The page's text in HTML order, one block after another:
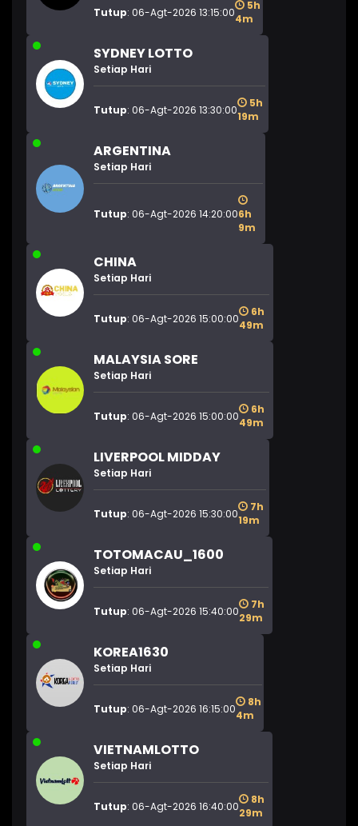
Tutup: 06-Agt-2026 13:15:00
5h
4m
SYDNEY LOTTO
Setiap Hari
Tutup: 06-Agt-2026 13:30:00
5h
19m
ARGENTINA
Setiap Hari
Tutup: 06-Agt-2026 14:20:006h
9m
CHINA
Setiap Hari
Tutup: 06-Agt-2026 15:00:00
6h
49m
MALAYSIA SORE
Setiap Hari
Tutup: 06-Agt-2026 15:00:00
6h
49m
LIVERPOOL MIDDAY
Setiap Hari
Tutup: 06-Agt-2026 15:30:00
7h
19m
TOTOMACAU_1600
Setiap Hari
Tutup: 06-Agt-2026 15:40:00
7h
29m
KOREA1630
Setiap Hari
Tutup: 06-Agt-2026 16:15:00
8h
4m
VIETNAMLOTTO
Setiap Hari
Tutup: 06-Agt-2026 16:40:00
8h
29m